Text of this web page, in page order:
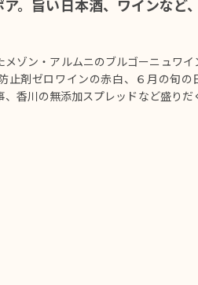
。旨い日本酒、ワインなど
ゾン・アルムニのブルゴーニュワイ
止剤ゼロワインの赤白、６月の旬の
、香川の無添加スプレッドなど盛りだ